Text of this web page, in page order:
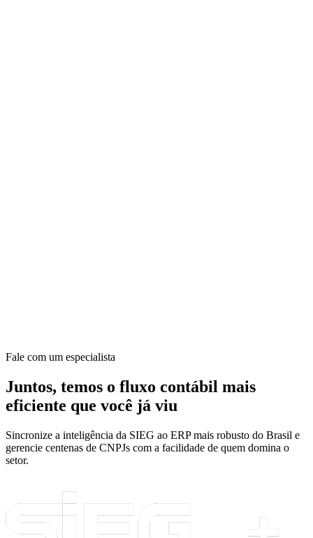
Fale com um especialista
Juntos, temos o fluxo contábil mais
eficiente que você já viu
Sincronize a inteligência da SIEG ao ERP mais robusto do Brasil e
gerencie centenas de CNPJs com a facilidade de quem domina o
setor.